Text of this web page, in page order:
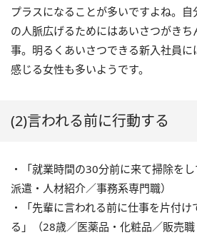
プラスになることが多いですよね。
の人脈広げるためにはあいさつがき
事。明るくあいさつできる新入社員に
感じる女性も多いようです。
(2)言われる前に行動する
・「就業時間の30分前に来て掃除を
派遣・人材紹介／事務系専門職）
・「先輩に言われる前に仕事を片付
る」（28歳／医薬品・化粧品／販売職